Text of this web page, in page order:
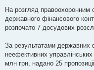
На розгляд правоохоронним
державного фінансового
розпочато 7 досудових
За результатами державних
неефективних
млн грн, надано 25